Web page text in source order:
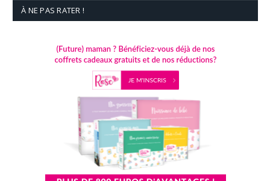
À NE PAS RATER !